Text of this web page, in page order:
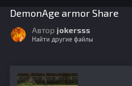
DemonAge armor Share
Автор jokersss
Найти другие файлы